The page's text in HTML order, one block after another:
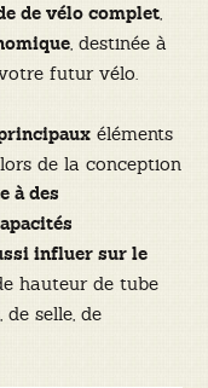
de vélo complet,
, destinée à
futur vélo.
éléments
de la conception
à des
influer sur le
hauteur de tube
selle, de